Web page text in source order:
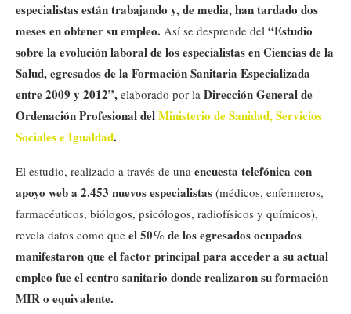
especialistas están trabajando y, de media, han tardado dos
meses en obtener su empleo. Así se desprende del “Estudio
sobre la evolución laboral de los especialistas en Ciencias de la
Salud, egresados de la Formación Sanitaria Especializada
entre 2009 y 2012”, elaborado por la Dirección General de
Ordenación Profesional delMinisterio de Sanidad, Servicios
Sociales e Igualdad.
El estudio, realizado a través de una encuesta telefónica con
apoyo web a 2.453 nuevos especialistas (médicos, enfermeros,
farmacéuticos, biólogos, psicólogos, radiofísicos y químicos),
revela datos como que el 50% de los egresados ocupados
manifestaron que el factor principal para acceder a su actual
empleo fue el centro sanitario donde realizaron su formación
MIR o equivalente.